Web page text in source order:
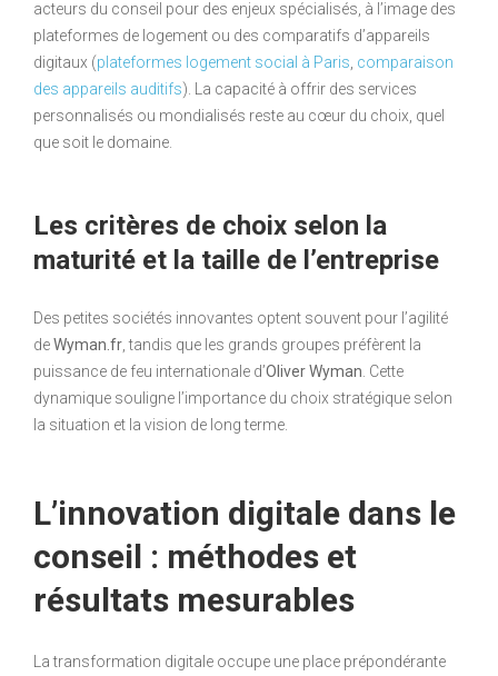
acteurs du conseil pour des enjeux spécialisés, à l’image des
plateformes de logement ou des comparatifs d’appareils
digitaux (plateformes logement social à Paris comparaison
des appareils auditifs). La capacité à offrir des services
personnalisés ou mondialisés reste au cœur du choix, quel
que soit le domaine.
Les critères de choix selon la
maturité et la taille de l’entreprise
Des petites sociétés innovantes optent souvent pour l’agilité
deWyman.fr , tandis que les grands groupes préfèrent la
puissance de feu internationale d’Oliver Wyman . Cette
dynamique souligne l’importance du choix stratégique selon
la situation et la vision de long terme.
L’innovation digitale dans le
conseil : méthodes et
résultats mesurables
La transformation digitale occupe une place prépondérante